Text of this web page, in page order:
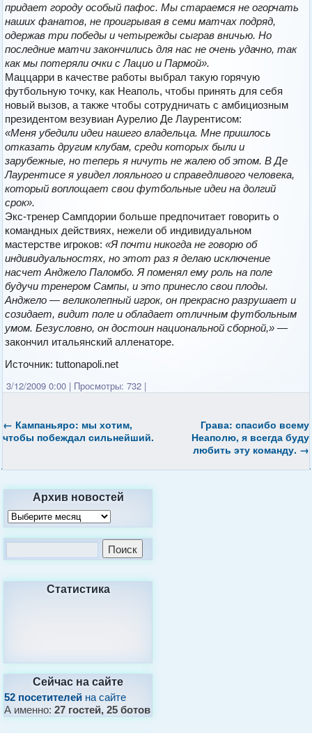
придает городу особый пафос. Мы стараемся не огорчать
наших фанатов, не проигрывая в семи матчах подряд,
одержав три победы и четырежды сыграв вничью. Но
последние матчи закончились для нас не очень удачно, так
как мы потеряли очки с Лацио и Пармой».
Мaццaрри в качестве работы выбрал такую горячую
футбольную точку, как Неаполь, чтобы принять для себя
новый вызов, а также чтобы сотрудничать с амбициозным
президентом везувиан Аурелио Де Лаурентисом:
«Меня убедили идеи нашего владельца. Мне пришлось
отказать другим клубам, среди которых были и
зарубежные, но теперь я ничуть не жалею об этом. В Де
Лаурентисе я увидел лояльного и справедливого человека,
который воплощает свои футбольные идеи на долгий
срок».
Экс-тренер Сампдории больше предпочитает говорить о
командных действиях, нежели об индивидуальном
мастерстве игроков:«Я почти никогда не говорю об
индивидуальностях, но этот раз я делаю исключение
насчет Анджело Паломбо. Я поменял ему роль на поле
будучи тренером Сампы, и это принесло свои плоды.
Анджело — великолепный игрок, он прекрасно разрушает и
созидает, видит поле и обладает отличным футбольным
умом. Безусловно, он достоин национальной сборной,» —
закончил итальянский алленаторе.
Источник: tuttonapoli.net
3/12/2009 0:00 | Просмотры: 732 |
← Кампаньяро: мы хотим,
чтобы побеждал сильнейший.
Грава: спасибо всему
Неаполю, я всегда буду
любить эту команду. →
Архив новостей
Статистика
Сейчас на сайте
52 посетителей на сайте
А именно:27 гостей, 25 ботов